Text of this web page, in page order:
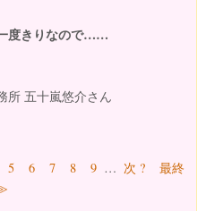
度きりなので……
所 五十嵐悠介さん
5 6 7 8 9 … 次 ?
最終